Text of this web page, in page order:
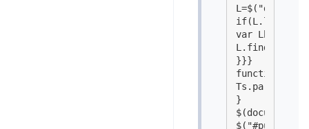
var
}}}
function
}
$("#pun-